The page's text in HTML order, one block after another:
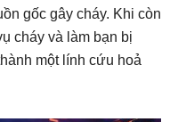
gốc gây cháy. Khi còn
cháy và làm bạn bị
một lính cứu hoả